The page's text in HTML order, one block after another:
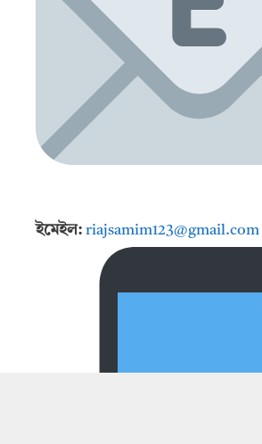
ইমেইল: riajsamim123@gmail.com